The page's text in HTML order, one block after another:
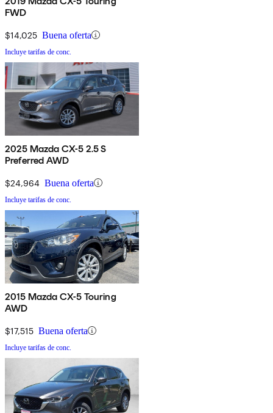
FWD
$14,025 Buena oferta
Incluye tarifas de conc.
2025 Mazda CX-5 2.5 S
Preferred AWD
$24,964 Buena oferta
Incluye tarifas de conc.
2015 Mazda CX-5 Touring
AWD
$17,515 Buena oferta
Incluye tarifas de conc.